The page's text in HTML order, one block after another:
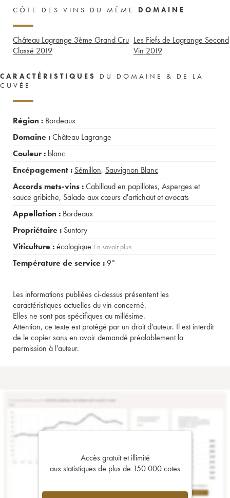
CÔTE DES VINS DU MÊME DOMAINE
Château Lagrange 3ème Grand Cru
Classé 2019
Les Fiefs de Lagrange Second
Vin 2019
CARACTÉRISTIQUES
DU DOMAINE & DE LA
CUVÉE
Région : Bordeaux
Domaine :Château Lagrange
Couleur : blanc
Encépagement : Sémillon, Sauvignon Blanc
Accords mets-vins :Cabillaud en papillotes, Asperges et
sauce gribiche, Salade aux cœurs d'artichaut et avocats
Appellation : Bordeaux
Propriétaire : Suntory
Viticulture :écologique En savoir plus...
Température de service : 9°
Les informations publiées ci-dessus présentent les
caractéristiques actuelles du vin concerné.
Elles ne sont pas spécifiques au millésime.
Attention, ce texte est protégé par un droit d'auteur. Il est interdit
de le copier sans en avoir demandé préalablement la
permission à l'auteur.
Accès gratuit et illimité
aux statistiques de plus de 150 000 cotes